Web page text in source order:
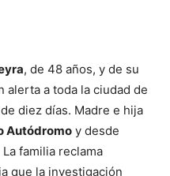
, de 48 años, y de su
alerta a toda la ciudad de
diez días. Madre e hija
Autódromo y desde
familia reclama
que la investigación